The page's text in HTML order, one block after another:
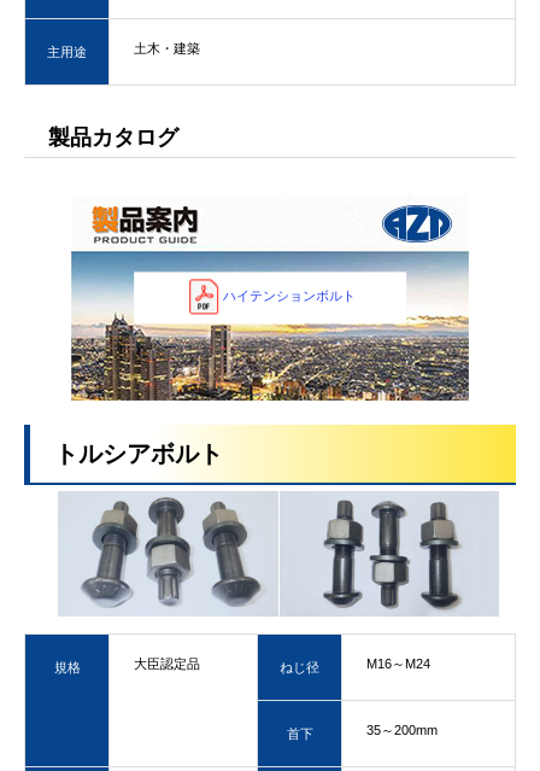
主用途 土木・建築
製品カタログ
ハイテンションボルト
トルシアボルト
規格 大臣認定品 ねじ径 M16～M24
首下 35～200mm